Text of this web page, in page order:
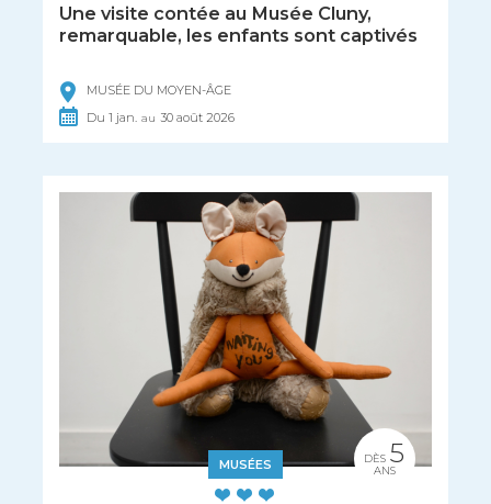
Une visite contée au Musée Cluny,
remarquable, les enfants sont captivés
MUSÉE DU MOYEN-ÂGE
Du1 jan. au 30août 2026
MUSÉES DÈS 5
ANS